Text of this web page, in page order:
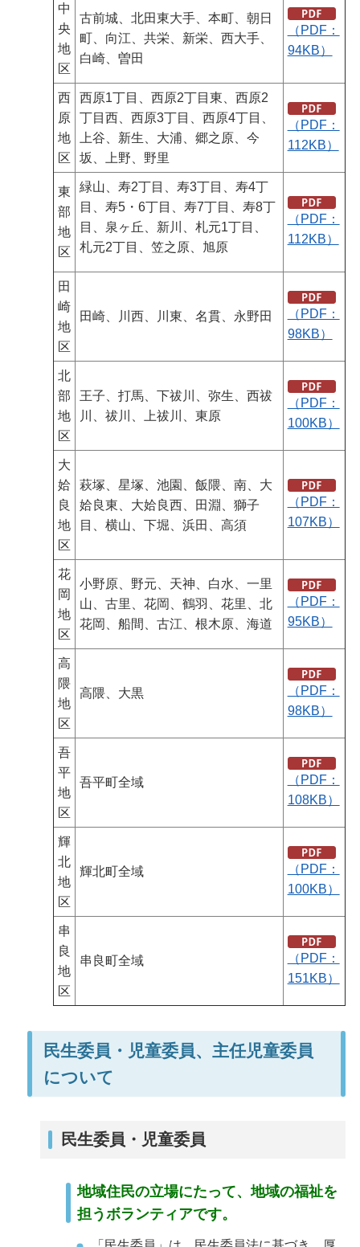
中
央
地
区
古前城、北田東大手、本町、朝日
町、向江、共栄、新栄、西大手、
白崎、曽田
（PDF：
94KB）
西
原
地
区
西原1丁目、西原2丁目東、西原2
丁目西、西原3丁目、西原4丁目、
上谷、新生、大浦、郷之原、今
坂、上野、野里
（PDF：
112KB）
東
部
地
区
緑山、寿2丁目、寿3丁目、寿4丁
目、寿5・6丁目、寿7丁目、寿8丁
目、泉ヶ丘、新川、札元1丁目、
札元2丁目、笠之原、旭原
（PDF：
112KB）
田
崎
地
区
田崎、川西、川東、名貫、永野田
（PDF：
98KB）
北
部
地
区
王子、打馬、下祓川、弥生、西祓
川、祓川、上祓川、東原
（PDF：
100KB）
大
姶
良
地
区
萩塚、星塚、池園、飯隈、南、大
姶良東、大姶良西、田淵、獅子
目、横山、下堀、浜田、高須
（PDF：
107KB）
花
岡
地
区
小野原、野元、天神、白水、一里
山、古里、花岡、鶴羽、花里、北
花岡、船間、古江、根木原、海道
（PDF：
95KB）
高
隈
地
区
高隈、大黒
（PDF：
98KB）
吾
平
地
区
吾平町全域
（PDF：
108KB）
輝
北
地
区
輝北町全域
（PDF：
100KB）
串
良
地
区
串良町全域
（PDF：
151KB）
民生委員・児童委員、主任児童委員
について
民生委員・児童委員
地域住民の立場にたって、地域の福祉を
担うボランティアです。